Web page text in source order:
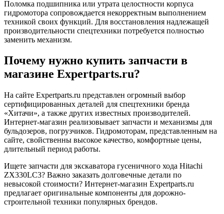
Поломка подшипника или утрата целостности корпуса
гидромотора сопровождается некорректным выполнением
техникой своих функций. Для восстановления надлежащей
производительности спецтехники потребуется полностью
заменить механизм.
Почему нужно купить запчасти в
магазине Expertparts.ru?
На сайте Expertparts.ru представлен огромный выбор
сертифицированных деталей для спецтехники бренда
«Хитачи», а также других известных производителей.
Интернет-магазин реализовывает запчасти и механизмы для
бульдозеров, погрузчиков. Гидромоторам, представленным на
сайте, свойственны высокое качество, комфортные цены,
длительный период работы.
Ищете запчасти для экскаватора гусеничного хода Hitachi
ZX330LC3? Важно заказать долговечные детали по
невысокой стоимости? Интернет-магазин Expertparts.ru
предлагает оригинальные компоненты для дорожно-
строительной техники популярных брендов.